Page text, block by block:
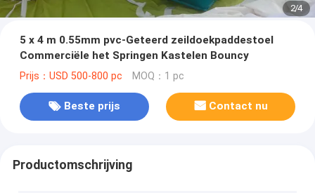
2/4
5 x 4 m 0.55mm pvc-Geteerd zeildoekpaddestoel
Commerciële het Springen Kastelen Bouncy
Prijs：USD 500-800 pc MOQ：1 pc
Beste prijs Contact nu
Productomschrijving